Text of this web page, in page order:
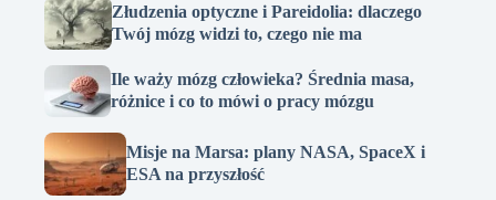
Złudzenia optyczne i Pareidolia: dlaczego
Twój mózg widzi to, czego nie ma
Ile waży mózg człowieka? Średnia masa,
różnice i co to mówi o pracy mózgu
Misje na Marsa: plany NASA, SpaceX i
ESA na przyszłość